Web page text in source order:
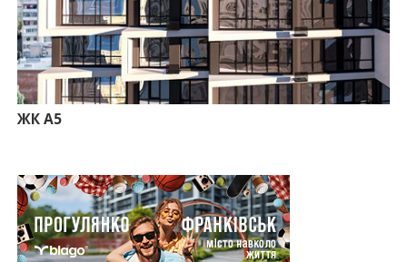
13.07.2026
10:56
У Франківську не знайшлося охочих купити
офісний комплекс збанкрутілої компанії з групи
«Приват»
09:25
Податок на нерухомість з 1 липня: як дізнатися
суму і правильно сплатити кошти
правила «єОселі» працюють на Прикарпатті
08.07.2026
14:00
Як поєднувати кольори в інтер’єрі: тренди 2026
року
ЖК А5